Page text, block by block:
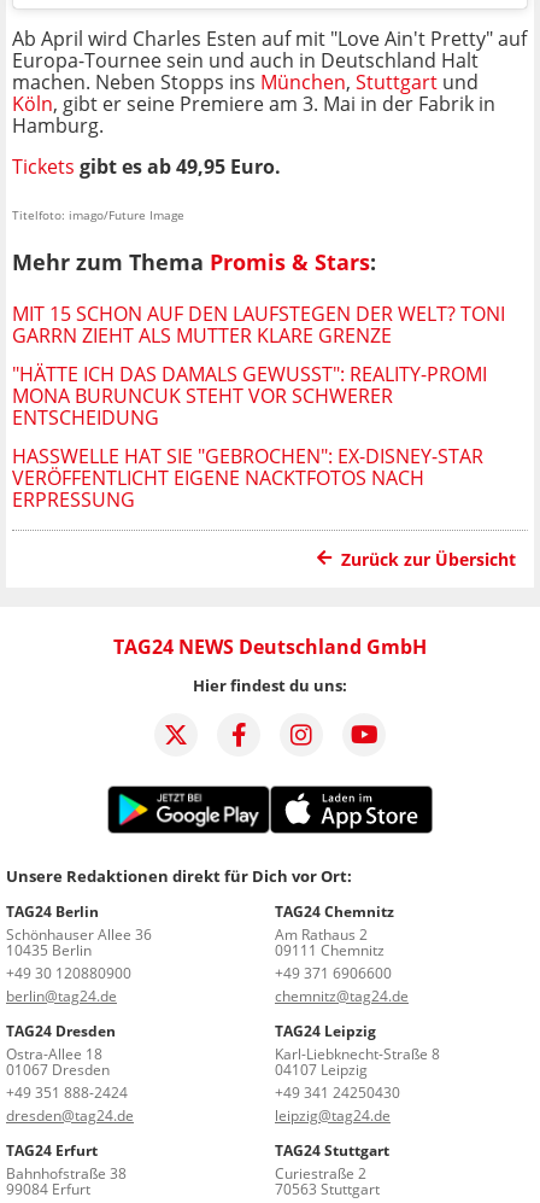
Ab April wird Charles Esten auf mit "Love Ain't Pretty" auf
Europa-Tournee sein und auch in Deutschland Halt
machen. Neben Stopps ins München, Stuttgart und
Köln, gibt er seine Premiere am 3. Mai in der Fabrik in
Hamburg.
Tickets gibt es ab 49,95 Euro.
Titelfoto: imago/Future Image
Mehr zum Thema Promis & Stars:
MIT 15 SCHON AUF DEN LAUFSTEGEN DER WELT? TONI
GARRN ZIEHT ALS MUTTER KLARE GRENZE
"HÄTTE ICH DAS DAMALS GEWUSST": REALITY-PROMI
MONA BURUNCUK STEHT VOR SCHWERER
ENTSCHEIDUNG
HASSWELLE HAT SIE "GEBROCHEN": EX-DISNEY-STAR
VERÖFFENTLICHT EIGENE NACKTFOTOS NACH
ERPRESSUNG
Zurück zur Übersicht
TAG24 NEWS Deutschland GmbH
Hier findest du uns:
Unsere Redaktionen direkt für Dich vor Ort:
TAG24 Berlin
Schönhauser Allee 36
10435 Berlin
+49 30 120880900
berlin@tag24.de
TAG24 Chemnitz
Am Rathaus 2
09111 Chemnitz
+49 371 6906600
chemnitz@tag24.de
TAG24 Dresden
Ostra-Allee 18
01067 Dresden
+49 351 888-2424
dresden@tag24.de
TAG24 Leipzig
Karl-Liebknecht-Straße 8
04107 Leipzig
+49 341 24250430
leipzig@tag24.de
TAG24 Erfurt
Bahnhofstraße 38
99084 Erfurt
TAG24 Stuttgart
Curiestraße 2
70563 Stuttgart